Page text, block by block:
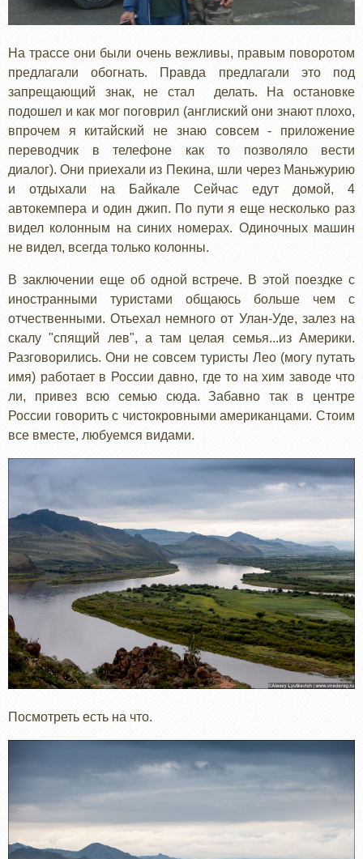
На трассе они были очень вежливы, правым поворотом
предлагали обогнать. Правда предлагали это под
запрещающий знак, не стал делать. На остановке
подошел и как мог поговрил (англиский они знают плохо,
впрочем я китайский не знаю совсем - приложение
переводчик в телефоне как то позволяло вести
диалог). Они приехали из Пекина, шли через Маньжурию
и отдыхали на Байкале Сейчас едут домой, 4
автокемпера и один джип. По пути я еще несколько раз
видел колонным на синих номерах. Одиночных машин
не видел, всегда только колонны.
В заключении еще об одной встрече. В этой поездке с
иностранными туристами общаюсь больше чем с
отчественными. Отьехал немного от Улан-Уде, залез на
скалу "спящий лев", а там целая семья...из Америки.
Разговорились. Они не совсем туристы Лео (могу путать
имя) работает в России давно, где то на хим заводе что
ли, привез всю семью сюда. Забавно так в центре
России говорить с чистокровными американцами. Стоим
все вместе, любуемся видами.
Посмотреть есть на что.